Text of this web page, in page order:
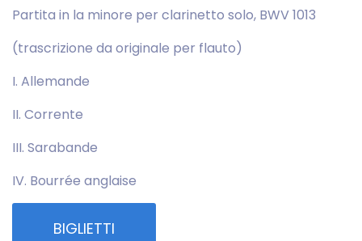
Partita in la minore per clarinetto solo, BWV 1013
(trascrizione da originale per flauto)
I. Allemande
II. Corrente
III. Sarabande
IV. Bourrée anglaise
BIGLIETTI